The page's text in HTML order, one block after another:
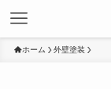
ホーム 外壁塗装